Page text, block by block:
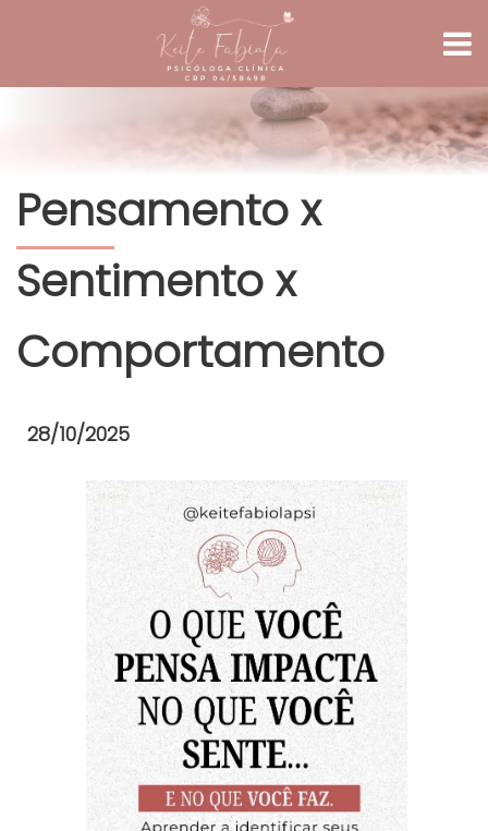
Pensamento x
Sentimento x
Comportamento
28/10/2025